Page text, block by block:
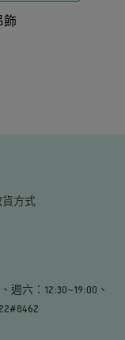
飾
方式
週六：12:30~19:00、